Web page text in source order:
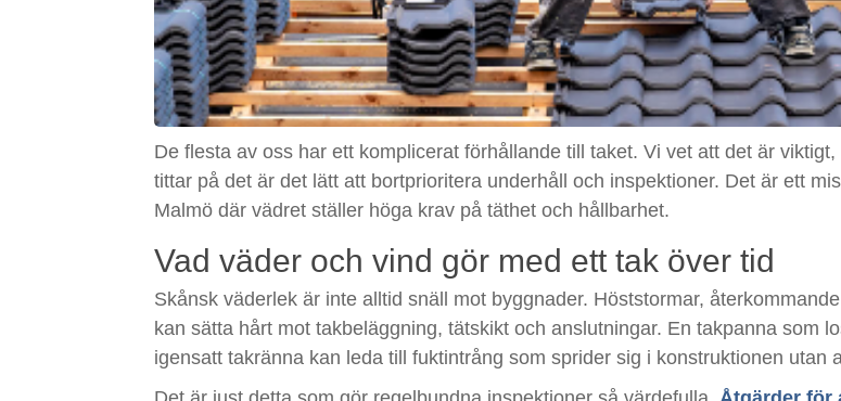
De flesta av oss har ett komplicerat förhållande till taket. Vi vet att det är
tittar på det är det lätt att bortprioritera underhåll och inspektioner. Det är ett
Malmö där vädret ställer höga krav på täthet och hållbarhet.
Vad väder och vind gör med ett tak över tid
Skånsk väderlek är inte alltid snäll mot byggnader. Höststormar,
kan sätta hårt mot takbeläggning, tätskikt och anslutningar. En takpanna som
igensatt takränna kan leda till fuktintrång som sprider sig i konstruktionen utan